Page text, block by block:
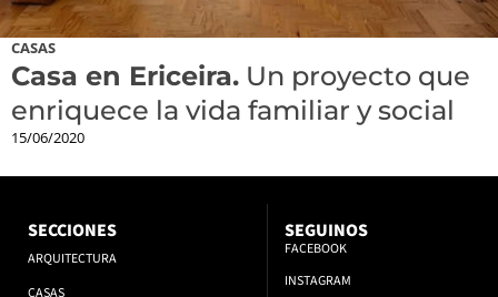
CASAS
Casa en Ericeira. Un proyecto que
enriquece la vida familiar y social
15/06/2020
SECCIONES
ARQUITECTURA
SEGUINOS
FACEBOOK
INSTAGRAM